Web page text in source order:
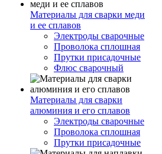
Материалы для сварки меди
и ее сплавов
Электроды сварочные
Проволока сплошная
Прутки присадочные
Флюс сварочный
Материалы для сварки
алюминия и его сплавов
Электроды сварочные
Проволока сплошная
Прутки присадочные